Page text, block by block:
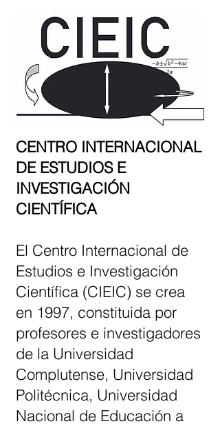
CENTRO INTERNACIONAL
DE ESTUDIOS E
INVESTIGACIÓN
CIENTÍFICA
El Centro Internacional de
Estudios e Investigación
Científica (CIEIC) se crea
en 1997, constituida por
profesores e investigadores
de la Universidad
Complutense, Universidad
Politécnica, Universidad
Nacional de Educación a